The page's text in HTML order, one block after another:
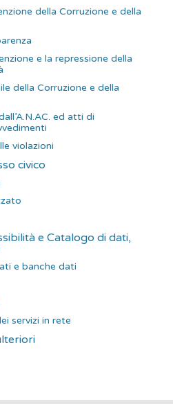
della Corruzione e della
e la repressione della
della Corruzione e della
ed atti di
violazioni
civico
e Catalogo di dati,
e banche dati
servizi in rete